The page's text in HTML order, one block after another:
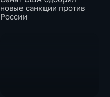
новые санкции против
России